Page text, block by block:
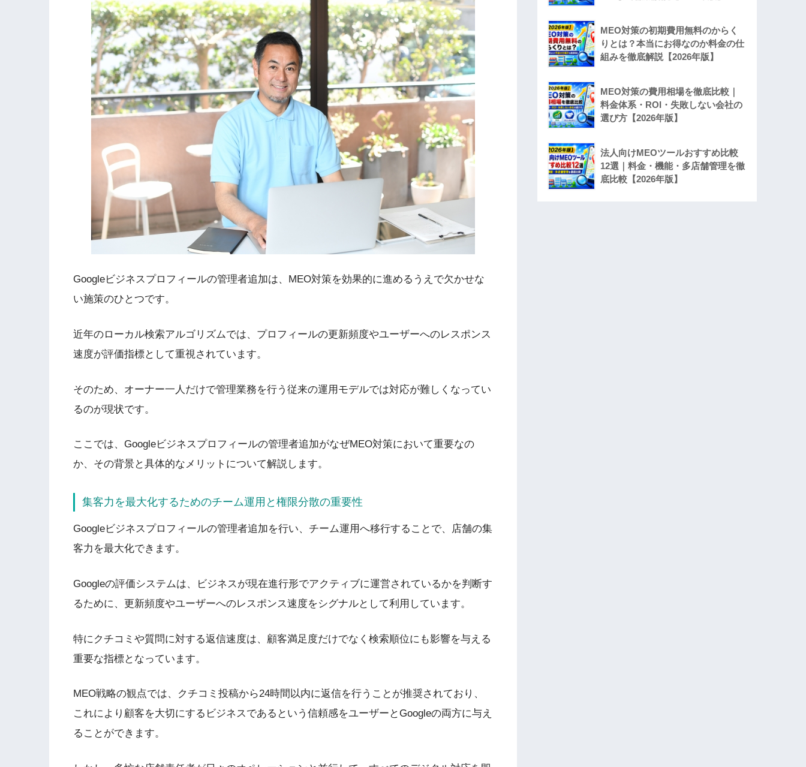
Googleビジネスプロフィールの管理者追加は、MEO対策を効果的に進めるうえで欠かせな
い施策のひとつです。
近年のローカル検索アルゴリズムでは、プロフィールの更新頻度やユーザーへのレスポンス
速度が評価指標として重視されています。
そのため、オーナー一人だけで管理業務を行う従来の運用モデルでは対応が難しくなってい
るのが現状です。
ここでは、Googleビジネスプロフィールの管理者追加がなぜMEO対策において重要なの
か、その背景と具体的なメリットについて解説します。
集客力を最大化するためのチーム運用と権限分散の重要性
Googleビジネスプロフィールの管理者追加を行い、チーム運用へ移行することで、店舗の集
客力を最大化できます。
Googleの評価システムは、ビジネスが現在進行形でアクティブに運営されているかを判断す
るために、更新頻度やユーザーへのレスポンス速度をシグナルとして利用しています。
特にクチコミや質問に対する返信速度は、顧客満足度だけでなく検索順位にも影響を与える
重要な指標となっています。
MEO戦略の観点では、クチコミ投稿から24時間以内に返信を行うことが推奨されており、
これにより顧客を大切にするビジネスであるという信頼感をユーザーとGoogleの両方に与え
ることができます。
MEO対策の初期費用無料のからく
りとは？本当にお得なのか料金の仕
組みを徹底解説【2026年版】
MEO対策の費用相場を徹底比較｜
料金体系・ROI・失敗しない会社の
選び方【2026年版】
法人向けMEOツールおすすめ比較
12選｜料金・機能・多店舗管理を徹
底比較【2026年版】